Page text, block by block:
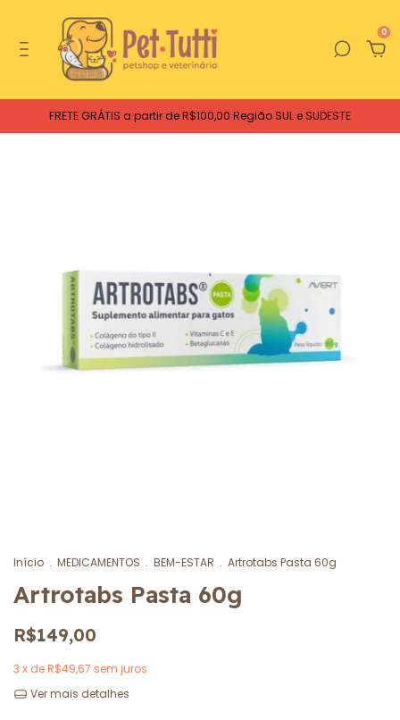
0
FRETE GRÁTIS a partir de R$100,00 Região SUL e SUDESTE
Início . MEDICAMENTOS . BEM-ESTAR . Artrotabs Pasta 60g
Artrotabs Pasta 60g
R$149,00
3 x deR$49,67 sem juros
Ver mais detalhes